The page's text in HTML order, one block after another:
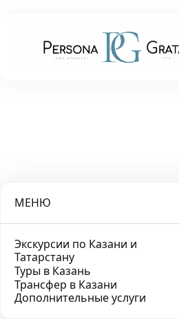
МЕНЮ
Экскурсии по Казани и
Татарстану
Туры в Казань
Трансфер в Казани
Дополнительные услуги